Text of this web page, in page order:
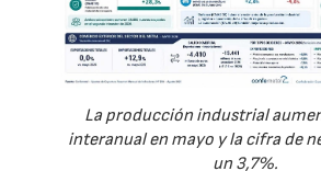
La producción industrial
interanual en mayo y la cifra de
un 3,7%.